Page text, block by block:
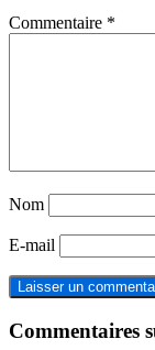
Commentaire *
Nom
E-mail
Commentaires